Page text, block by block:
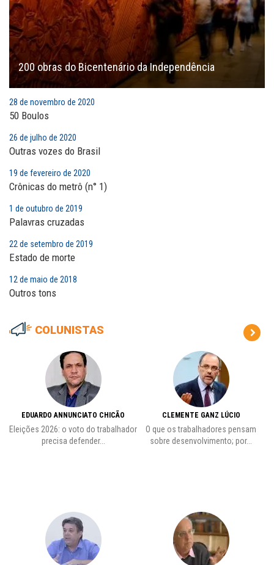
200 obras do Bicentenário da Independência
28 de novembro de 2020
50 Boulos
26 de julho de 2020
Outras vozes do Brasil
19 de fevereiro de 2020
Crônicas do metrô (n° 1)
1 de outubro de 2019
Palavras cruzadas
22 de setembro de 2019
Estado de morte
12 de maio de 2018
Outros tons
COLUNISTAS
EDUARDO ANNUNCIATO CHICÃO
Eleições 2026: o voto do trabalhador
precisa defender...
CLEMENTE GANZ LÚCIO
O que os trabalhadores pensam
sobre desenvolvimento; por...